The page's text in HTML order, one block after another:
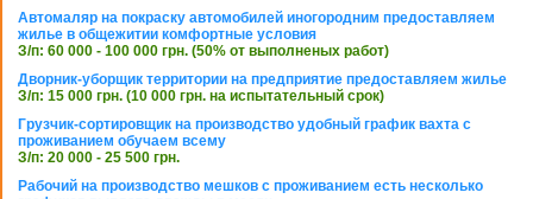
Автомаляр на покраску автомобилей иногородним предоставляем
жилье в общежитии комфортные условия
З/п: 60 000 - 100 000 грн. (50% от выполненых работ)
Дворник-уборщик территории на предприятие предоставляем жилье
З/п: 15 000 грн. (10 000 грн. на испытательный срок)
Грузчик-сортировщик на производство удобный график вахта с
проживанием обучаем всему
З/п: 20 000 - 25 500 грн.
Рабочий на производство мешков с проживанием есть несколько